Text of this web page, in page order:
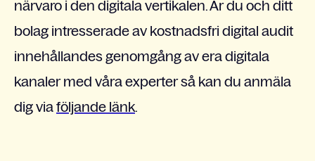
närvaro i den digitala vertikalen. Är du och ditt
bolag intresserade av kostnadsfri digital audit
innehållandes genomgång av era digitala
kanaler med våra experter så kan du anmäla
dig viaföljande länk.